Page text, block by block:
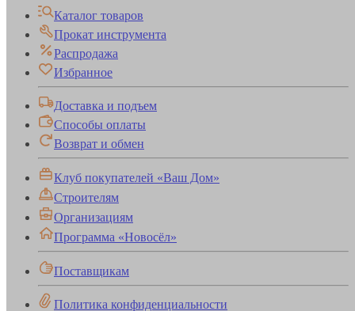
Каталог товаров
Прокат инструмента
Распродажа
Избранное
Доставка и подъем
Способы оплаты
Возврат и обмен
Клуб покупателей «Ваш Дом»
Строителям
Организациям
Программа «Новосёл»
Поставщикам
Политика конфиденциальности